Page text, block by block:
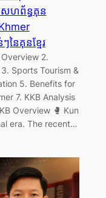
ហព័ន្ធគុន
ៃគុនខ្មែរ
Overview 2.
Sports Tourism &
5. Benefits for
7. KKB Analysis
Overview 🥊 Kun
era. The recent…